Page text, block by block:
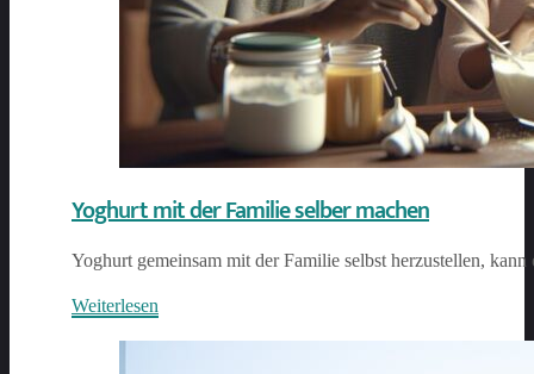
Yoghurt mit der Familie selber machen
Yoghurt gemeinsam mit der Familie selbst herzustellen,
Weiterlesen